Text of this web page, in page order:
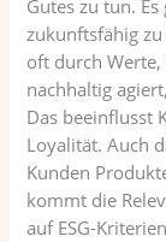
Gutes zu tun.
zukunftsfähig
oft durch
nachhaltig
Das beeinflusst
Loyalität. Auch
Kunden
kommt die
auf ESG-